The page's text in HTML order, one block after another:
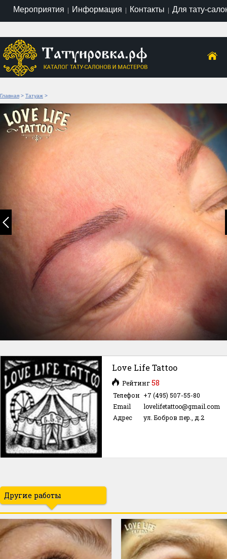
Мероприятия | Информация | Контакты | Для тату-
Главная > Татуаж >
Love Life Tattoo
Рейтинг58
Телефон +7 (495) 507-55-80
Email
lovelifetattoo@gmail.com
Адрес
ул. Бобров пер., д.2
Другие работы